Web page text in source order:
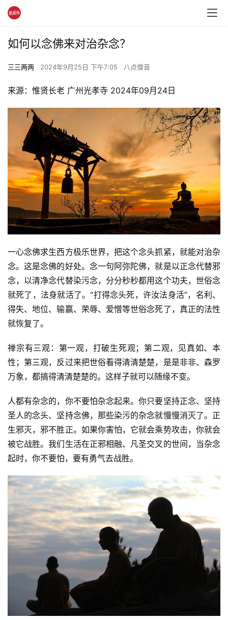
如何以念佛来对治杂念？
三三两两 2024年9月25日 下午7:05 八点僧音
来源：惟贤长老 广州光孝寺 2024年09月24日
一心念佛求生西方极乐世界，把这个念头抓紧，就能对治杂
念。这是念佛的好处。念一句阿弥陀佛，就是以正念代替邪
念，以清净念代替染污念，分分秒秒都用这个功夫，世俗念
就死了，法身就活了。“打得念头死，许汝法身活”，名利、
得失、地位、输赢、荣辱、爱憎等世俗念死了，真正的法性
就恢复了。
禅宗有三观：第一观，打破生死观；第二观，见真如、本
性；第三观，反过来把世俗看得清清楚楚，是是非非、森罗
万象，都搞得清清楚楚的。这样子就可以随缘不变。
人都有杂念的，你不要怕杂念起来。你只要坚持正念、坚持
圣人的念头、坚持念佛，那些染污的杂念就慢慢消灭了。正
生邪灭，邪不胜正。如果你害怕，它就会乘势攻击，你就会
被它战胜。我们生活在正邪相融、凡圣交叉的世间，当杂念
起时，你不要怕，要有勇气去战胜。